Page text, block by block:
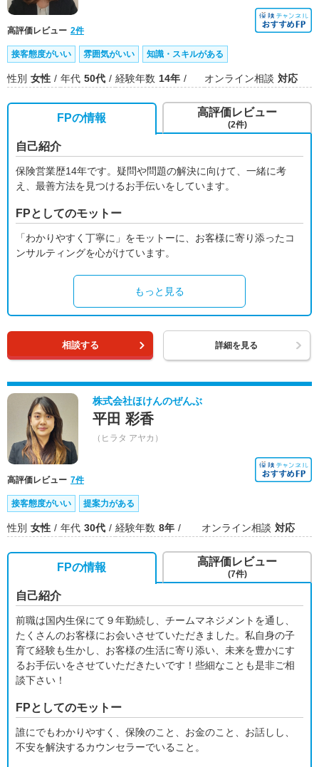
高評価レビュー 2件
接客態度がいい 雰囲気がいい 知識・スキルがある
性別 女性 年代 50代 経験年数 14年 オンライン相談 対応
FPの情報
自己紹介
保険営業歴14年です。疑問や問題の解決に向けて、一緒に考
え、最善方法を見つけるお手伝いをしています。
FPとしてのモットー
「わかりやすく丁寧に」をモットーに、お客様に寄り添ったコ
ンサルティングを心がけています。
もっと見る
高評価レビュー
(2件)
相談する 詳細を見る
株式会社ほけんのぜんぶ
平田 彩香
（ヒラタ アヤカ）
高評価レビュー 7件
接客態度がいい 提案力がある
性別 女性 年代 30代 経験年数 8年 オンライン相談 対応
FPの情報
自己紹介
前職は国内生保にて９年勤続し、チームマネジメントを通し、
たくさんのお客様にお会いさせていただきました。私自身の子
育て経験も生かし、お客様の生活に寄り添い、未来を豊かにす
るお手伝いをさせていただきたいです！些細なことも是非ご相
談下さい！
FPとしてのモットー
誰にでもわかりやすく、保険のこと、お金のこと、お話しし、
不安を解決するカウンセラーでいること。
高評価レビュー
(7件)